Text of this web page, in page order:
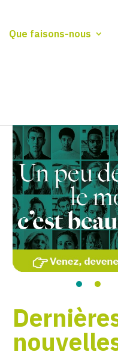
Que faisons-nous